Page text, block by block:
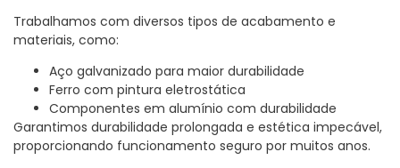
Trabalhamos com diversos tipos de acabamento e
materiais, como:
Aço galvanizado para maior durabilidade
Ferro com pintura eletrostática
Componentes em alumínio com durabilidade
Garantimos durabilidade prolongada e estética impecável,
proporcionando funcionamento seguro por muitos anos.